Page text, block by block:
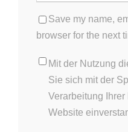
Save my name,
browser for the next
Mit der Nutzung
Sie sich mit der
Verarbeitung
Website